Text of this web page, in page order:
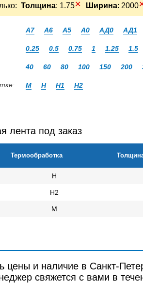
Толщина: 1.75✕ Ширина: 2000
А7 А6 А5 А0 АД0 АД1
0.25 0.5 0.75 1 1.25 1.5
40 60 80 100 150 200
М Н Н1 Н2
лента под заказ
Термообработка
Н
Н2
М
цены и наличие в Санкт-
свяжется с вами в